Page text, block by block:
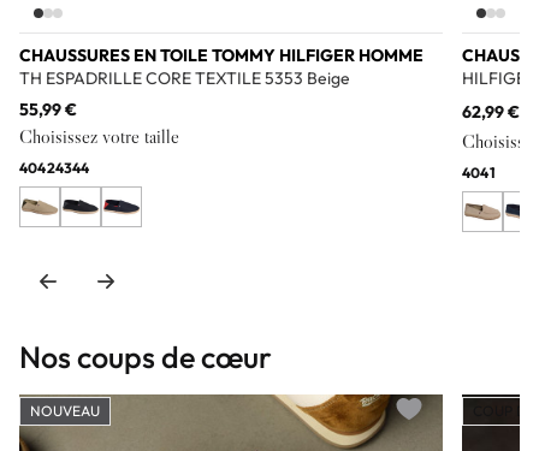
CHAUSSURES EN TOILE TOMMY HILFIGER HOMME
TH ESPADRILLE CORE TEXTILE 5353 Beige
55,99 €
Choisissez votre taille
40424344
62,99 €
4041
Nos coups de cœur
NOUVEAU
Add to wishlist